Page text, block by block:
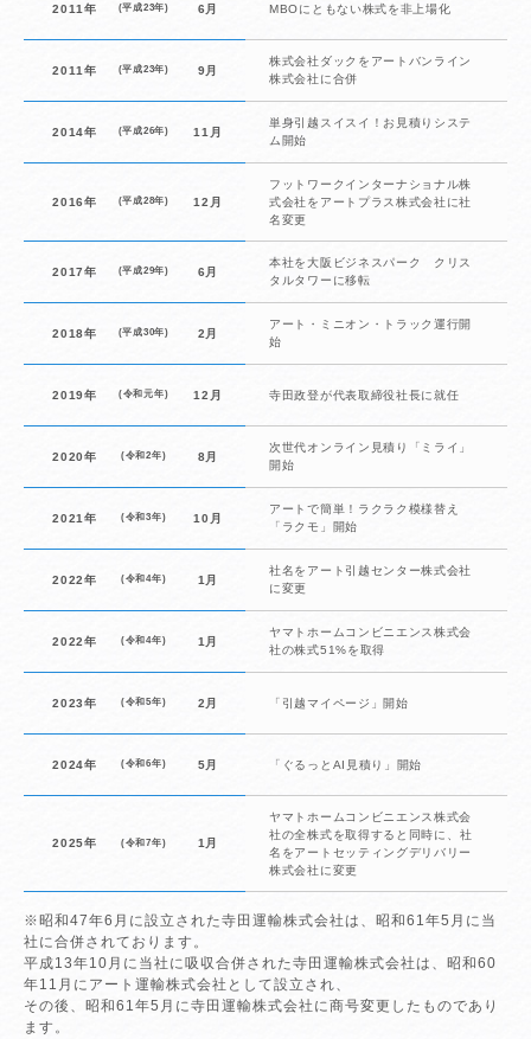
2011年 (平成23年) 6月 MBOにともない株式を非上場化
2011年 (平成23年) 9月
株式会社ダックをアートバンライン
株式会社に合併
2014年 (平成26年) 11月
単身引越スイスイ！お見積りシステ
ム開始
2016年 (平成28年) 12月
フットワークインターナショナル株
式会社をアートプラス株式会社に社
名変更
2017年 (平成29年) 6月
本社を大阪ビジネスパーク クリス
タルタワーに移転
2018年 (平成30年) 2月
アート・ミニオン・トラック運行開
始
2019年 (令和元年) 12月 寺田政登が代表取締役社長に就任
2020年 (令和2年) 8月
次世代オンライン見積り「ミライ」
開始
2021年 (令和3年) 10月
アートで簡単！ラクラク模様替え
「ラクモ」開始
2022年 (令和4年) 1月
社名をアート引越センター株式会社
に変更
2022年 (令和4年) 1月
ヤマトホームコンビニエンス株式会
社の株式51%を取得
2023年 (令和5年) 2月 「引越マイページ」開始
2024年 (令和6年) 5月 「ぐるっとAI見積り」開始
2025年 (令和7年) 1月
ヤマトホームコンビニエンス株式会
社の全株式を取得すると同時に、 社
名をアートセッティングデリバリー
株式会社に変更
※昭和47年6月に設立された寺田運輸株式会社は、昭和61年5月に当
社に合併されております。
平成13年10月に当社に吸収合併された寺田運輸株式会社は、昭和60
年11月にアート運輸株式会社として設立され、
その後、昭和61年5月に寺田運輸株式会社に商号変更したものであり
ます。